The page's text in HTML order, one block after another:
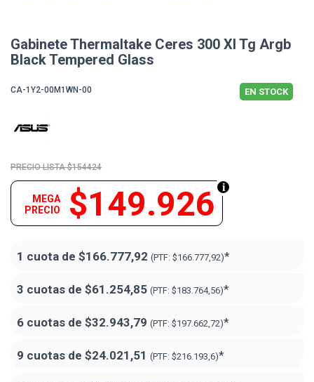
Gabinete Thermaltake Ceres 300 Xl Tg Argb
Black Tempered Glass
CA-1Y2-00M1WN-00 EN STOCK
$154424
$149.926
MEGA
PRECIO
1 cuota de $166.777,92 (PTF: $166.777,92)*
3 cuotas de $61.254,85 (PTF: $183.764,56)*
6 cuotas de $32.943,79 (PTF: $197.662,72)*
9 cuotas de $24.021,51 (PTF: $216.193,6)*